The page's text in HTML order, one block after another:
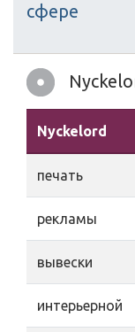
сфере
Nyckelord
печать
рекламы
вывески
интерьерной